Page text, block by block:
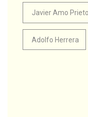
Javier Amo Prieto
Adolfo Herrera